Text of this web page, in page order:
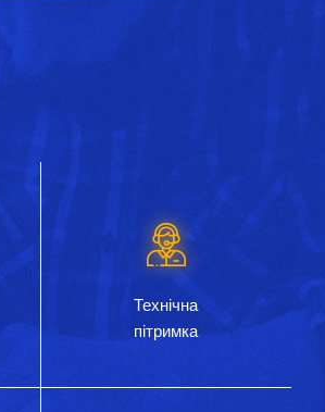
Технічна
пітримка